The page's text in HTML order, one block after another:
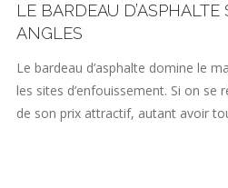
LE BARDEAU D’ASPHALTE
ANGLES
Le bardeau d’asphalte domine le
les sites d’enfouissement. Si on se
de son prix attractif, autant avoir